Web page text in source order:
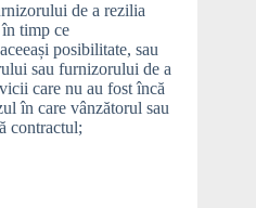
de a rezilia
timp ce
posibilitate, sau
sau furnizorului de a
care nu au fost încă
în care vânzătorul sau
contractul;